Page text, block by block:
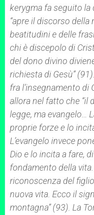
kerygma fa seguito la
“apre il discorso
beatitudini e delle
chi è discepolo di
del dono divino
richiesta di Gesù”
fra l’insegnamento di
allora nel fatto che “il
legge, ma evangelo…
proprie forze e lo
L’evangelo invece
Dio e lo incita a fare,
fondamento della
riconoscenza del
nuova vita. Ecco il
montagna” (93). La